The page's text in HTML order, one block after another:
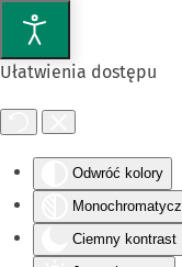
Ułatwienia dostępu
Odwróć kolory
Ciemny kontrast
Przejdź do